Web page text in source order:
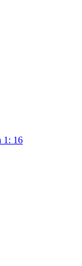
1: 16